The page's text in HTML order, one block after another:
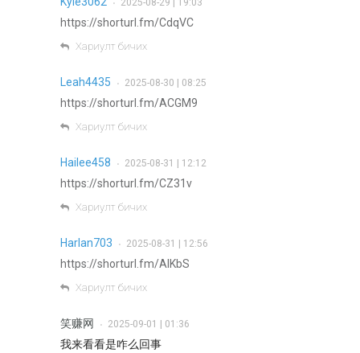
• 2025-08-29 | 19:03
https://shorturl.fm/CdqVC
Хариулт бичих
Leah4435 • 2025-08-30 | 08:25
https://shorturl.fm/ACGM9
Хариулт бичих
Hailee458 • 2025-08-31 | 12:12
https://shorturl.fm/CZ31v
Хариулт бичих
Harlan703 • 2025-08-31 | 12:56
https://shorturl.fm/AIKbS
Хариулт бичих
笑赚网 • 2025-09-01 | 01:36
我来看看是咋么回事